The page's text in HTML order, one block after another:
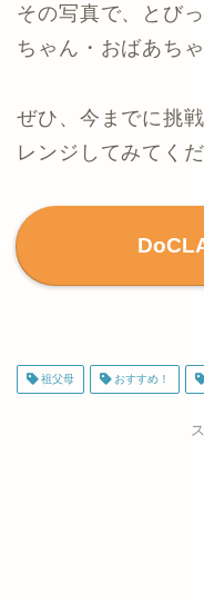
その写真で、とび
ちゃん・おばあち
ぜひ、今までに挑
レンジしてみてくだ
祖父母 おすすめ！